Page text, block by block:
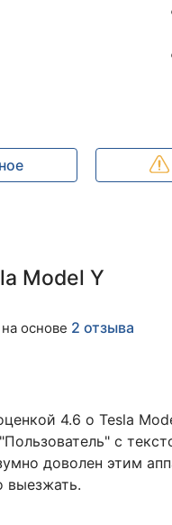
Model Y
на основе 2 отзыва